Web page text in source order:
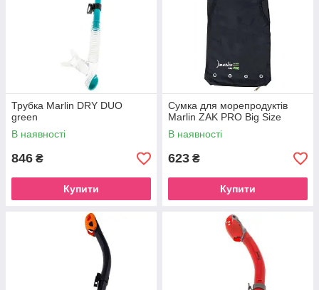
Трубка Marlin DRY DUO
green
В наявності
846 ₴
Купити
Сумка для морепродуктів
Marlin ZAK PRO Big Size
В наявності
623 ₴
Купити